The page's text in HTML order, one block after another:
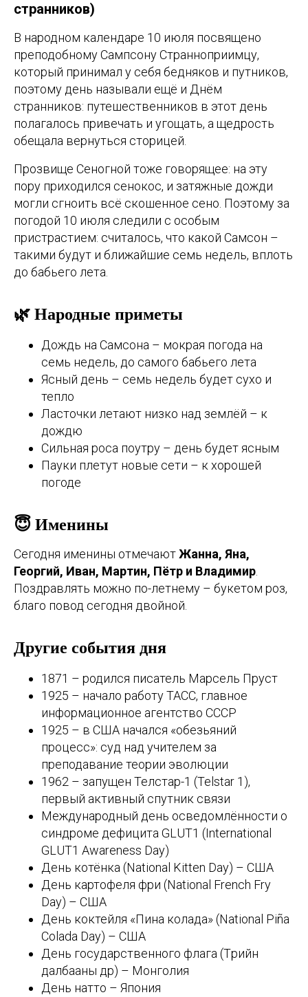
странников)
В народном календаре 10 июля посвящено
преподобному Сампсону Странноприимцу,
который принимал у себя бедняков и путников,
поэтому день называли ещё и Днём
странников: путешественников в этот день
полагалось привечать и угощать, а щедрость
обещала вернуться сторицей.
Прозвище Сеногной тоже говорящее: на эту
пору приходился сенокос, и затяжные дожди
могли сгноить всё скошенное сено. Поэтому за
погодой 10 июля следили с особым
пристрастием: считалось, что какой Самсон –
такими будут и ближайшие семь недель, вплоть
до бабьего лета.
🌿 Народные приметы
Дождь на Самсона – мокрая погода на
семь недель, до самого бабьего лета
Ясный день – семь недель будет сухо и
тепло
Ласточки летают низко над землёй – к
дождю
Сильная роса поутру – день будет ясным
Пауки плетут новые сети – к хорошей
погоде
😇 Именины
Сегодня именины отмечаютЖанна, Яна,
Георгий, Иван, Мартин, Пётр и Владимир
Поздравлять можно по-летнему – букетом роз,
благо повод сегодня двойной.
Другие события дня
1871 – родился писатель Марсель Пруст
1925 – начало работу ТАСС, главное
информационное агентство СССР
1925 – в США начался «обезьяний
процесс»: суд над учителем за
преподавание теории эволюции
1962 – запущен Телстар-1 (Telstar 1),
первый активный спутник связи
Международный день осведомлённости о
синдроме дефицита GLUT1 (International
GLUT1 Awareness Day)
День котёнка (National Kitten Day) – США
День картофеля фри (National French Fry
Day) – США
День коктейля «Пина колада» (National Piña
Colada Day) – США
День государственного флага (Төрийн
далбааны өдөр) – Монголия
День натто – Япония